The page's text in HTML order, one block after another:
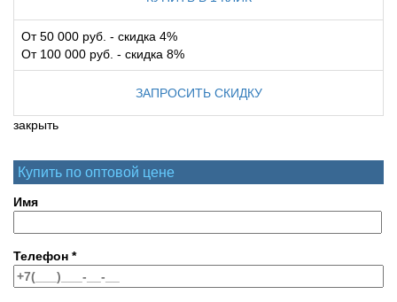
От 50 000 руб. - скидка 4%
От 100 000 руб. - скидка 8%
ЗАПРОСИТЬ СКИДКУ
закрыть
Купить по оптовой цене
Имя
Телефон *